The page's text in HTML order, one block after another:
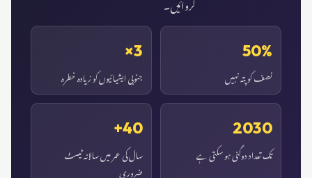
50%
نصف کو پتہ نہیں
3×
جنوبی ایشیائیوں کو زیادہ خطرہ
2030
تک تعداد دوگنی ہو سکتی ہے
40+
سال کی عمر میں سالانہ ٹیسٹ
ضروری